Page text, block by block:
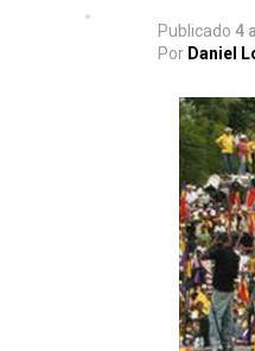
Publicado 4
Por Daniel